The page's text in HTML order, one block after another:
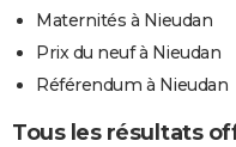
Maternités à Nieudan
Prix du neuf à Nieudan
Référendum à Nieudan
Tous les résultats